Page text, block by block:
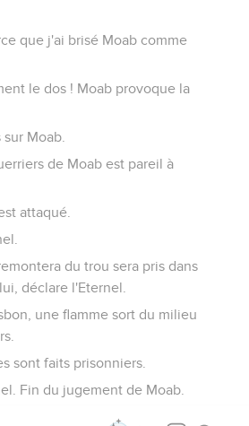
que j'ai brisé Moab comme
le dos ! Moab provoque la
Moab.
de Moab est pareil à
attaqué.
du trou sera pris dans
déclare l'Eternel.
une flamme sort du milieu
sont faits prisonniers.
Fin du jugement de Moab.